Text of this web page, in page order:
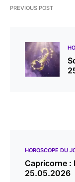
PREVIOUS POST
HOROSCOPE DU
Capricorne :
25.05.2026